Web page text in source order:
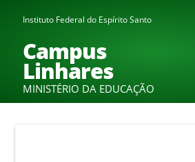
Instituto Federal do Espírito Santo
Campus
Linhares
MINISTÉRIO DA EDUCAÇÃO